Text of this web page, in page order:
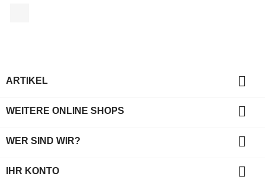
ARTIKEL 
WEITERE ONLINE SHOPS 
WER SIND WIR? 
IHR KONTO 